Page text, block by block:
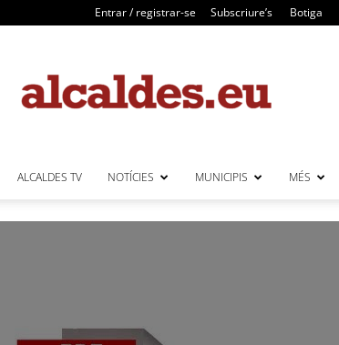
Entrar / registrar-se Subscriure’s Botiga
ALCALDES TV NOTÍCIES MUNICIPIS MÉS